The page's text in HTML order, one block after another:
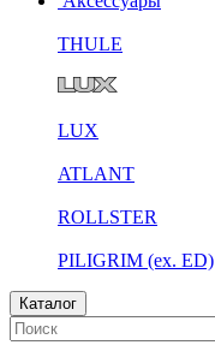
THULE
LUX
ATLANT
ROLLSTER
PILIGRIM (ex. ED)
Каталог